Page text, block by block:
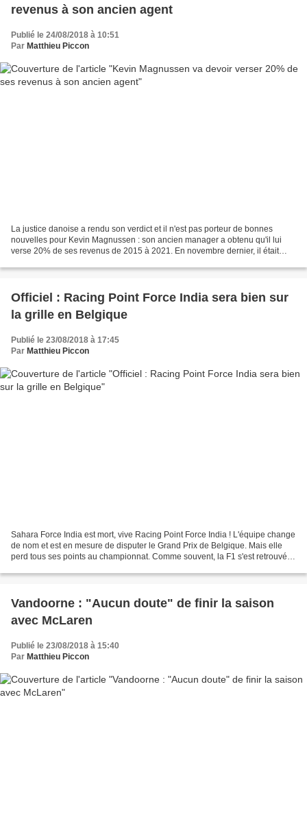
revenus à son ancien agent
Publié le 24/08/2018 à 10:51
Par Matthieu Piccon
La justice danoise a rendu son verdict et il n'est pas porteur de bonnes
nouvelles pour Kevin Magnussen : son ancien manager a obtenu qu'il lui
verse 20% de ses revenus de 2015 à 2021. En novembre dernier, il était
Officiel : Racing Point Force India sera bien sur
la grille en Belgique
Publié le 23/08/2018 à 17:45
Par Matthieu Piccon
Sahara Force India est mort, vive Racing Point Force India ! L'équipe change
de nom et est en mesure de disputer le Grand Prix de Belgique. Mais elle
perd tous ses points au championnat. Comme souvent, la F1 s'est retrouvée
Vandoorne : "Aucun doute" de finir la saison
avec McLaren
Publié le 23/08/2018 à 15:40
Par Matthieu Piccon